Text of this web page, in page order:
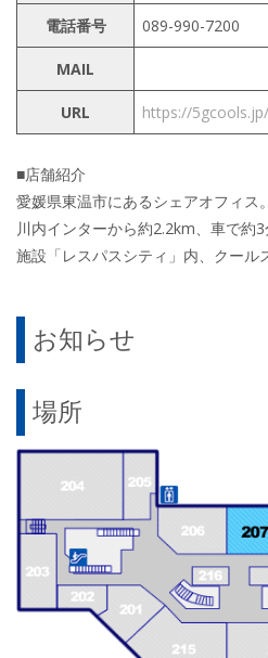
電話番号 089-990-7200
MAIL
URL https://5gcools.jp/
■店舗紹介
愛媛県東温市にあるシェアオフィス。
川内インターから約2.2km、車で約
施設「レスパスシティ」内、クール
お知らせ
場所